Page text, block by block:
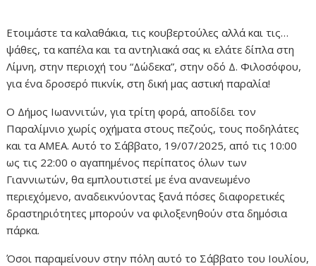
Ετοιμάστε τα καλαθάκια, τις κουβερτούλες αλλά και τις…
ψάθες, τα καπέλα και τα αντηλιακά σας κι ελάτε δίπλα στη
Λίμνη, στην περιοχή του “Δώδεκα”, στην οδό Δ. Φιλοσόφου,
για ένα δροσερό πικνίκ, στη δική μας αστική παραλία!
Ο Δήμος Ιωαννιτών, για τρίτη φορά, αποδίδει τον
Παραλίμνιο χωρίς οχήματα στους πεζούς, τους ποδηλάτες
και τα ΑΜΕΑ. Αυτό το Σάββατο, 19/07/2025, από τις 10:00
ως τις 22:00 ο αγαπημένος περίπατος όλων των
Γιαννιωτών, θα εμπλουτιστεί με ένα ανανεωμένο
περιεχόμενο, αναδεικνύοντας ξανά πόσες διαφορετικές
δραστηριότητες μπορούν να φιλοξενηθούν στα δημόσια
πάρκα.
Όσοι παραμείνουν στην πόλη αυτό το Σάββατο του Ιουλίου,